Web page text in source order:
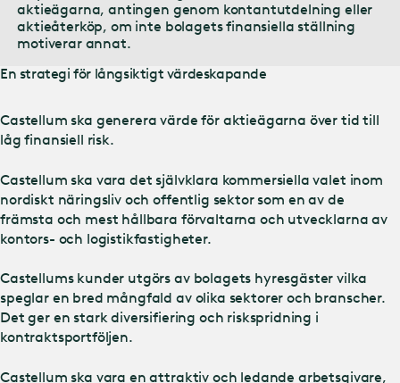
aktieägarna, antingen genom kontantutdelning eller
aktieåterköp, om inte bolagets finansiella ställning
motiverar annat.
En strategi för långsiktigt värdeskapande
Castellum ska generera värde för aktieägarna över tid till
låg finansiell risk.
Castellum ska vara det självklara kommersiella valet inom
nordiskt näringsliv och offentlig sektor som en av de
främsta och mest hållbara förvaltarna och utvecklarna av
kontors- och logistikfastigheter.
Castellums kunder utgörs av bolagets hyresgäster vilka
speglar en bred mångfald av olika sektorer och branscher.
Det ger en stark diversifiering och riskspridning i
kontraktsportföljen.
Castellum ska vara en attraktiv och ledande arbetsgivare,